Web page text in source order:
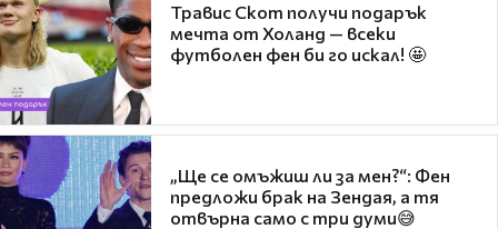
Травис Скот получи подарък
мечта от Холанд — всеки
футболен фен би го искал! 🤩
„Ще се омъжиш ли за мен?“: Фен
предложи брак на Зендая, а тя
отвърна само с три думи😅